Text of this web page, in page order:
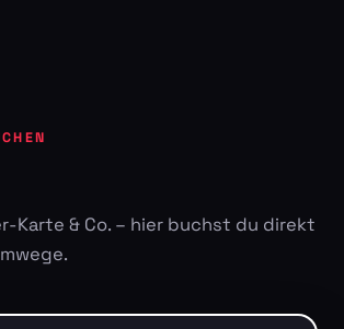
Karte & Co. – hier buchst du direkt